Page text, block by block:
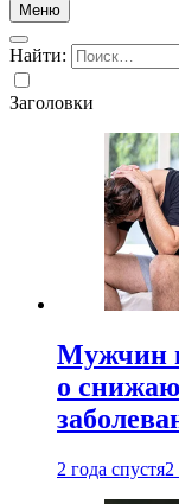
Меню
Найти:
Заголовки
Мужчин
о
2 года спустя2